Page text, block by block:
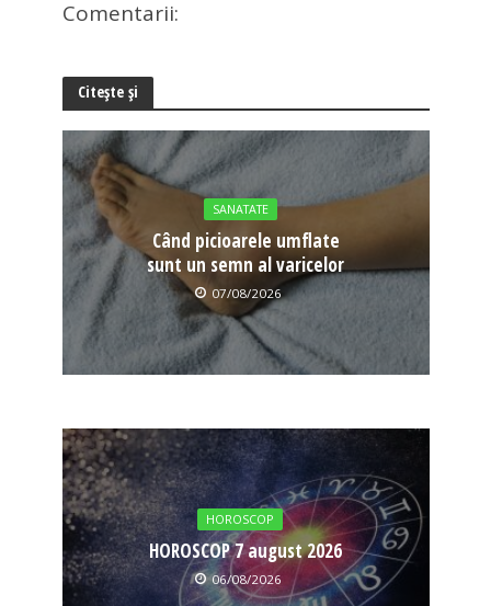
Comentarii:
Citește și
SANATATE
Când picioarele umflate
sunt un semn al varicelor
07/08/2026
HOROSCOP
HOROSCOP 7 august 2026
06/08/2026